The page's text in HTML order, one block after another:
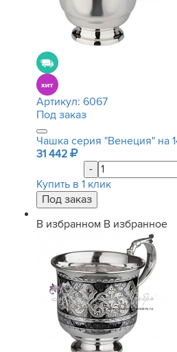
Артикул: 6067
Под заказ
Чашка серия "Венеция" на
31 442
-
Купить в 1 клик
В избранном В избранное